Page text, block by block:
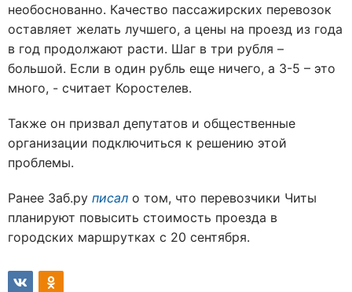
необоснованно. Качество пассажирских перевозок
оставляет желать лучшего, а цены на проезд из года
в год продолжают расти. Шаг в три рубля –
большой. Если в один рубль еще ничего, а 3-5 – это
много, - считает Коростелев.
Также он призвал депутатов и общественные
организации подключиться к решению этой
проблемы.
Ранее Заб.ру писал о том, что перевозчики Читы
планируют повысить стоимость проезда в
городских маршрутках с 20 сентября.